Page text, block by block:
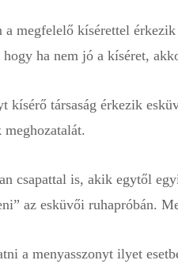
megfelelő kísérettel
ha nem jó a kíséret,
kísérő társaság érkezik
meghozatalát.
csapattal is, akik egytől
az esküvői ruhapróbán.
a menyasszonyt ilyet